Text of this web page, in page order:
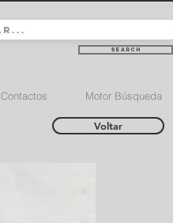
Search
Contactos Motor Búsqueda
Voltar